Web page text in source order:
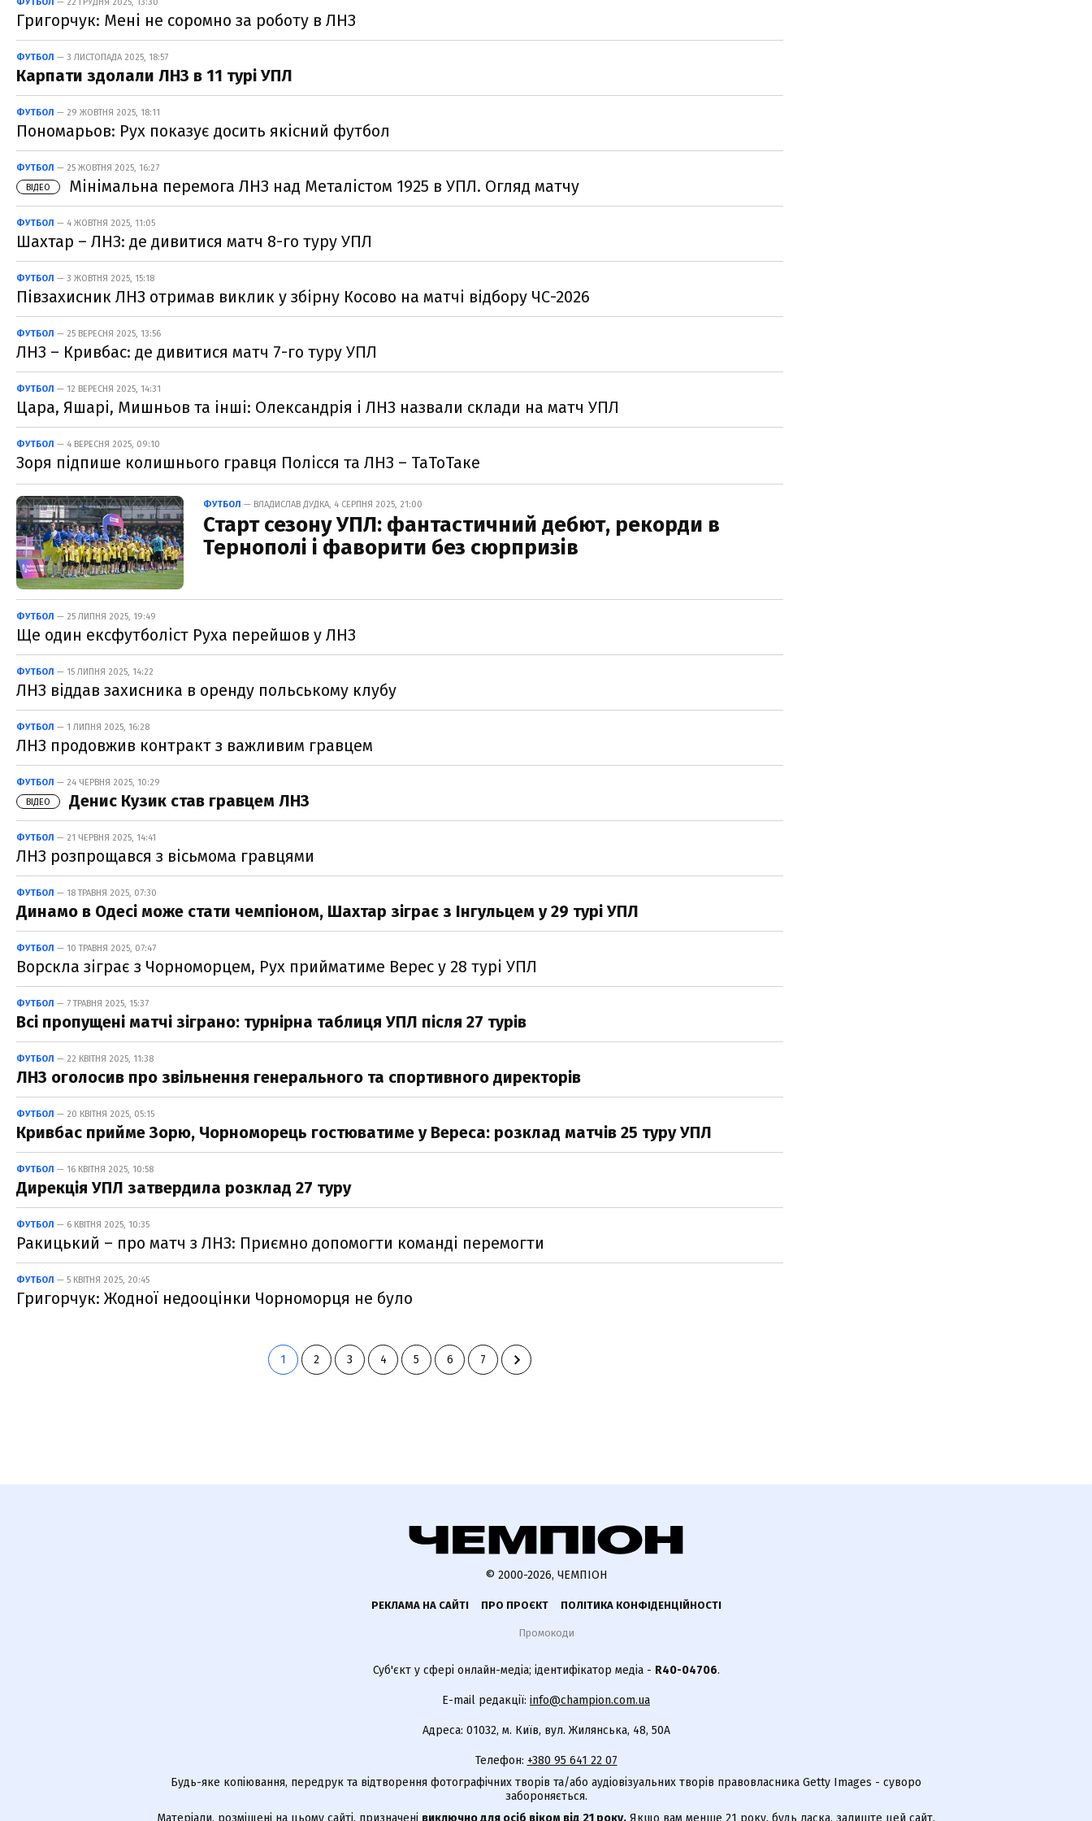
Григорчук: Мені не соромно за роботу в ЛНЗ
ФУТБОЛ — 3 ЛИСТОПАДА 2025, 18:57
Карпати здолали ЛНЗ в 11 турі УПЛ
ФУТБОЛ — 29 ЖОВТНЯ 2025, 18:11
Пономарьов: Рух показує досить якісний футбол
ФУТБОЛ — 25 ЖОВТНЯ 2025, 16:27
ВІДЕО
Мінімальна перемога ЛНЗ над Металістом 1925 в УПЛ. Огляд матчу
ФУТБОЛ — 4 ЖОВТНЯ 2025, 11:05
Шахтар – ЛНЗ: де дивитися матч 8-го туру УПЛ
ФУТБОЛ — 3 ЖОВТНЯ 2025, 15:18
Півзахисник ЛНЗ отримав виклик у збірну Косово на матчі відбору ЧС-2026
ФУТБОЛ — 25 ВЕРЕСНЯ 2025, 13:56
ЛНЗ – Кривбас: де дивитися матч 7-го туру УПЛ
ФУТБОЛ — 12 ВЕРЕСНЯ 2025, 14:31
Цара, Яшарі, Мишньов та інші: Олександрія і ЛНЗ назвали склади на матч УПЛ
ФУТБОЛ — 4 ВЕРЕСНЯ 2025, 09:10
Зоря підпише колишнього гравця Полісся та ЛНЗ – ТаТоТаке
ФУТБОЛ — ВЛАДИСЛАВ ДУДКА, 4 СЕРПНЯ 2025, 21:00
Старт сезону УПЛ: фантастичний дебют, рекорди в
Тернополі і фаворити без сюрпризів
ФУТБОЛ — 25 ЛИПНЯ 2025, 19:49
Ще один ексфутболіст Руха перейшов у ЛНЗ
ФУТБОЛ — 15 ЛИПНЯ 2025, 14:22
ЛНЗ віддав захисника в оренду польському клубу
ФУТБОЛ — 1 ЛИПНЯ 2025, 16:28
ЛНЗ продовжив контракт з важливим гравцем
ФУТБОЛ — 24 ЧЕРВНЯ 2025, 10:29
ВІДЕО
Денис Кузик став гравцем ЛНЗ
ФУТБОЛ — 21 ЧЕРВНЯ 2025, 14:41
ЛНЗ розпрощався з вісьмома гравцями
ФУТБОЛ — 18 ТРАВНЯ 2025, 07:30
Динамо в Одесі може стати чемпіоном, Шахтар зіграє з Інгульцем у 29 турі УПЛ
ФУТБОЛ — 10 ТРАВНЯ 2025, 07:47
Ворскла зіграє з Чорноморцем, Рух прийматиме Верес у 28 турі УПЛ
ФУТБОЛ — 7 ТРАВНЯ 2025, 15:37
Всі пропущені матчі зіграно: турнірна таблиця УПЛ після 27 турів
ФУТБОЛ — 22 КВІТНЯ 2025, 11:38
ЛНЗ оголосив про звільнення генерального та спортивного директорів
ФУТБОЛ — 20 КВІТНЯ 2025, 05:15
Кривбас прийме Зорю, Чорноморець гостюватиме у Вереса: розклад матчів 25 туру УПЛ
ФУТБОЛ — 16 КВІТНЯ 2025, 10:58
Дирекція УПЛ затвердила розклад 27 туру
ФУТБОЛ — 6 КВІТНЯ 2025, 10:35
Ракицький – про матч з ЛНЗ: Приємно допомогти команді перемогти
ФУТБОЛ — 5 КВІТНЯ 2025, 20:45
Григорчук: Жодної недооцінки Чорноморця не було
1 2 3 4 5 6 7
© 2000-2026, ЧЕМПІОН
РЕКЛАМА НА САЙТІ ПРО ПРОЄКТ ПОЛІТИКА КОНФІДЕНЦІЙНОСТІ
Промокоди
Суб'єкт у сфері онлайн-медіа; ідентифікатор медіа - R40-04706.
E-mail редакції: info@champion.com.ua
Адреса: 01032, м. Київ, вул. Жилянська, 48, 50А
Телефон: +380 95 641 22 07
Будь-яке копіювання, передрук та відтворення фотографічних творів та/або аудіовізуальних творів правовласника Getty Images - суворо
забороняється.